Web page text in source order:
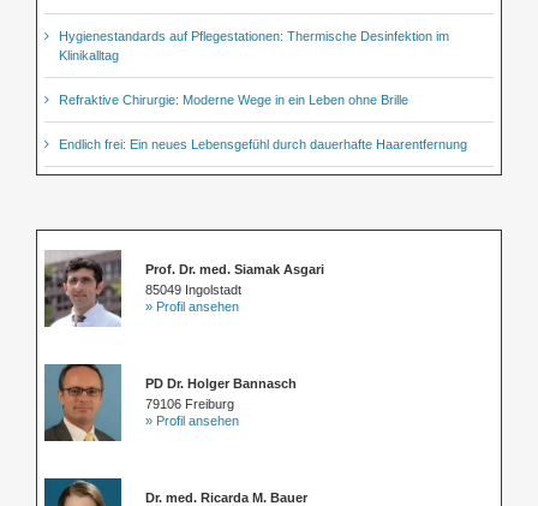
Hygienestandards auf Pflegestationen: Thermische Desinfektion im
Klinikalltag
Refraktive Chirurgie: Moderne Wege in ein Leben ohne Brille
Endlich frei: Ein neues Lebensgefühl durch dauerhafte Haarentfernung
Prof. Dr. med. Siamak Asgari
85049 Ingolstadt
» Profil ansehen
PD Dr. Holger Bannasch
79106 Freiburg
» Profil ansehen
Dr. med. Ricarda M. Bauer